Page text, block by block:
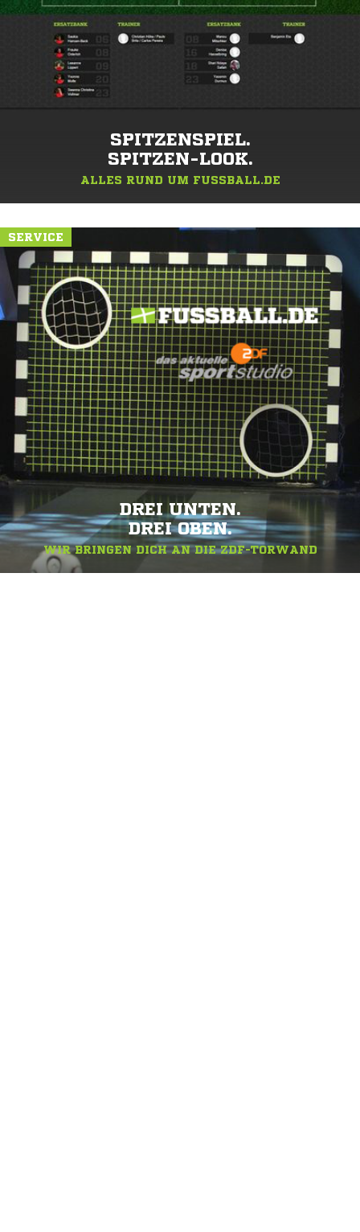
SPITZENSPIEL.
SPITZEN-LOOK.
ALLES RUND UM FUSSBALL.DE
SERVICE
DREI UNTEN.
DREI OBEN.
WIR BRINGEN DICH AN DIE ZDF-TORWAND